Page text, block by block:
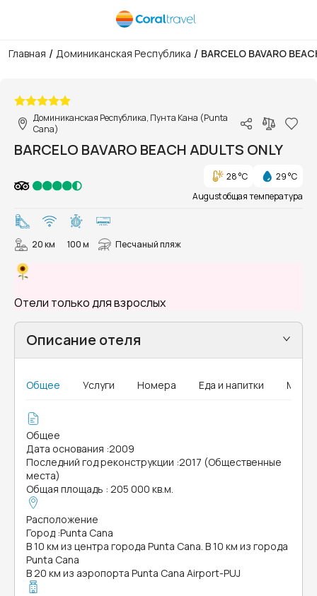
Главная / Доминиканская Республика / BARCELO BAVARO
Доминиканская Республика, Пунта Кана (Punta
Cana)
BARCELO BAVARO BEACH ADULTS ONLY
28 °C
29 °C
August общая температура
20 км 100 м Песчаный пляж
Отели только для взрослых
Описание отеля
Общее Услуги Номера Еда и напитки MICE
Общее
Дата основания :2009
Последний год реконструкции :2017 (Общественные
места)
Общая площадь : 205 000 кв.м.
Расположение
Город :Punta Cana
В 10 км из центра города Punta Cana. В 10 км из города
Punta Cana
В 20 км из аэропорта Punta Cana Airport-PUJ